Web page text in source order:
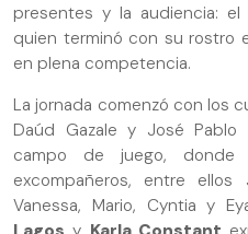
presentes y la audiencia:
quien terminó con su rostro
en plena competencia.
La jornada comenzó con los
Daúd Gazale y José Pablo
campo de juego,
excompañeros, entre ellos
Vanessa, Mario, Cyntia y